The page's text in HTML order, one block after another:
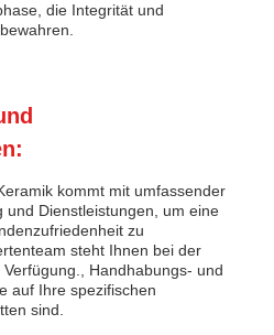
die Integrität und
kommt mit umfassender
und Dienstleistungen, um eine
zu
steht Ihnen bei der
Handhabungs- und
auf Ihre spezifischen
sind.